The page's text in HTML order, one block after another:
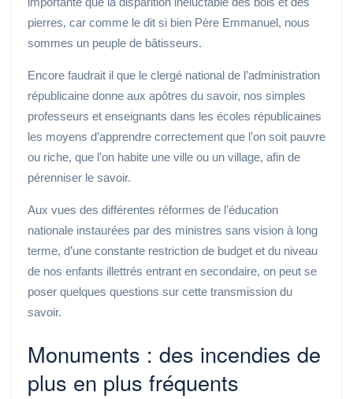
pierres, car comme le dit si bien Père Emmanuel, nous
sommes un peuple de bâtisseurs.
Encore faudrait il que le clergé national de l’administration
républicaine donne aux apôtres du savoir, nos simples
professeurs et enseignants dans les écoles républicaines
les moyens d’apprendre correctement que l’on soit pauvre
ou riche, que l’on habite une ville ou un village, afin de
pérenniser le savoir.
Aux vues des différentes réformes de l’éducation
nationale instaurées par des ministres sans vision à long
terme, d’une constante restriction de budget et du niveau
de nos enfants illettrés entrant en secondaire, on peut se
poser quelques questions sur cette transmission du
savoir.
Monuments : des incendies de
plus en plus fréquents